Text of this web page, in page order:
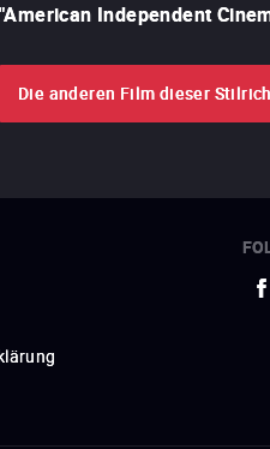
"American Independent
Die anderen Film dieser